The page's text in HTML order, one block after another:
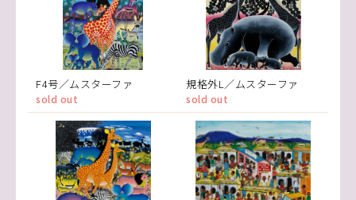
F4号／ムスターファ
sold out
規格外L／ムスターファ
sold out